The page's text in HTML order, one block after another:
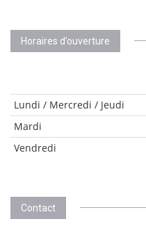
Horaires d’ouverture
Lundi / Mercredi / Jeudi
Mardi
Vendredi
Contact